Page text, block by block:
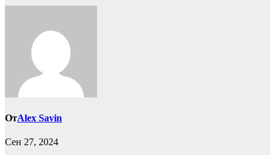
ОтAlex Savin
Сен 27, 2024